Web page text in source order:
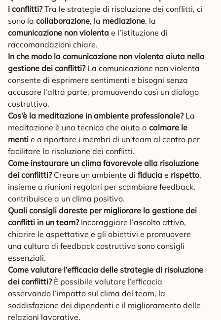
i conflitti?Tra le strategie di risoluzione dei conflitti, ci
sono la collaborazione, la mediazione, la
comunicazione non violenta e l’istituzione di
raccomandazioni chiare.
In che modo la comunicazione non violenta aiuta nella
gestione dei conflitti?La comunicazione non violenta
consente di esprimere sentimenti e bisogni senza
accusare l’altra parte, promuovendo così un dialogo
costruttivo.
Cos’è la meditazione in ambiente professionale?La
meditazione è una tecnica che aiuta a calmare le
menti e a riportare i membri di un team al centro per
facilitare la risoluzione dei conflitti.
Come instaurare un clima favorevole alla risoluzione
dei conflitti?Creare un ambiente di fiducia e rispetto,
insieme a riunioni regolari per scambiare feedback,
contribuisce a un clima positivo.
Quali consigli dareste per migliorare la gestione dei
conflitti in un team?Incoraggiare l’ascolto attivo,
chiarire le aspettative e gli obiettivi e promuovere
una cultura di feedback costruttivo sono consigli
essenziali.
Come valutare l’efficacia delle strategie di risoluzione
dei conflitti?È possibile valutare l’efficacia
osservando l’impatto sul clima del team, la
soddisfazione dei dipendenti e il miglioramento delle
relazioni lavorative.